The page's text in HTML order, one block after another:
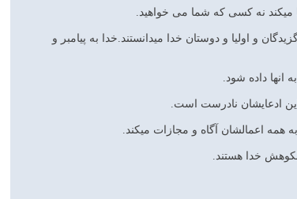
میکند نه کسی که شما می خواهید.
و اولیا و دوستان خدا میدانستند.خدا به پیامبر و
انها داده شود.